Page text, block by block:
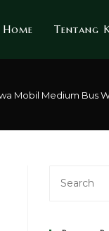
Home Tentang
Mobil Medium Bus